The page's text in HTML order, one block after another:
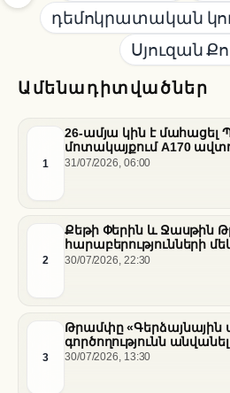
Ամենադիտվածներ
1
26-ամյա կին է մահացել
մոտակայքում A170
տեղի ունեցած վթարի
31/07/2026, 06:00
2
Քեթի Փերին և Ջասթին
հարաբերությունների
հարավում
30/07/2026, 22:30
3
Թրամփը «Գերձայնային
գործողությունն
հաջողություն»
30/07/2026, 13:30
դեմոկրատական
Սյուզան